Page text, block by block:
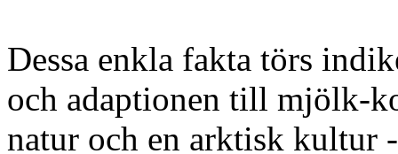
Dessa enkla fakta törs
och adaptionen till mjölk-
natur och en arktisk kultur